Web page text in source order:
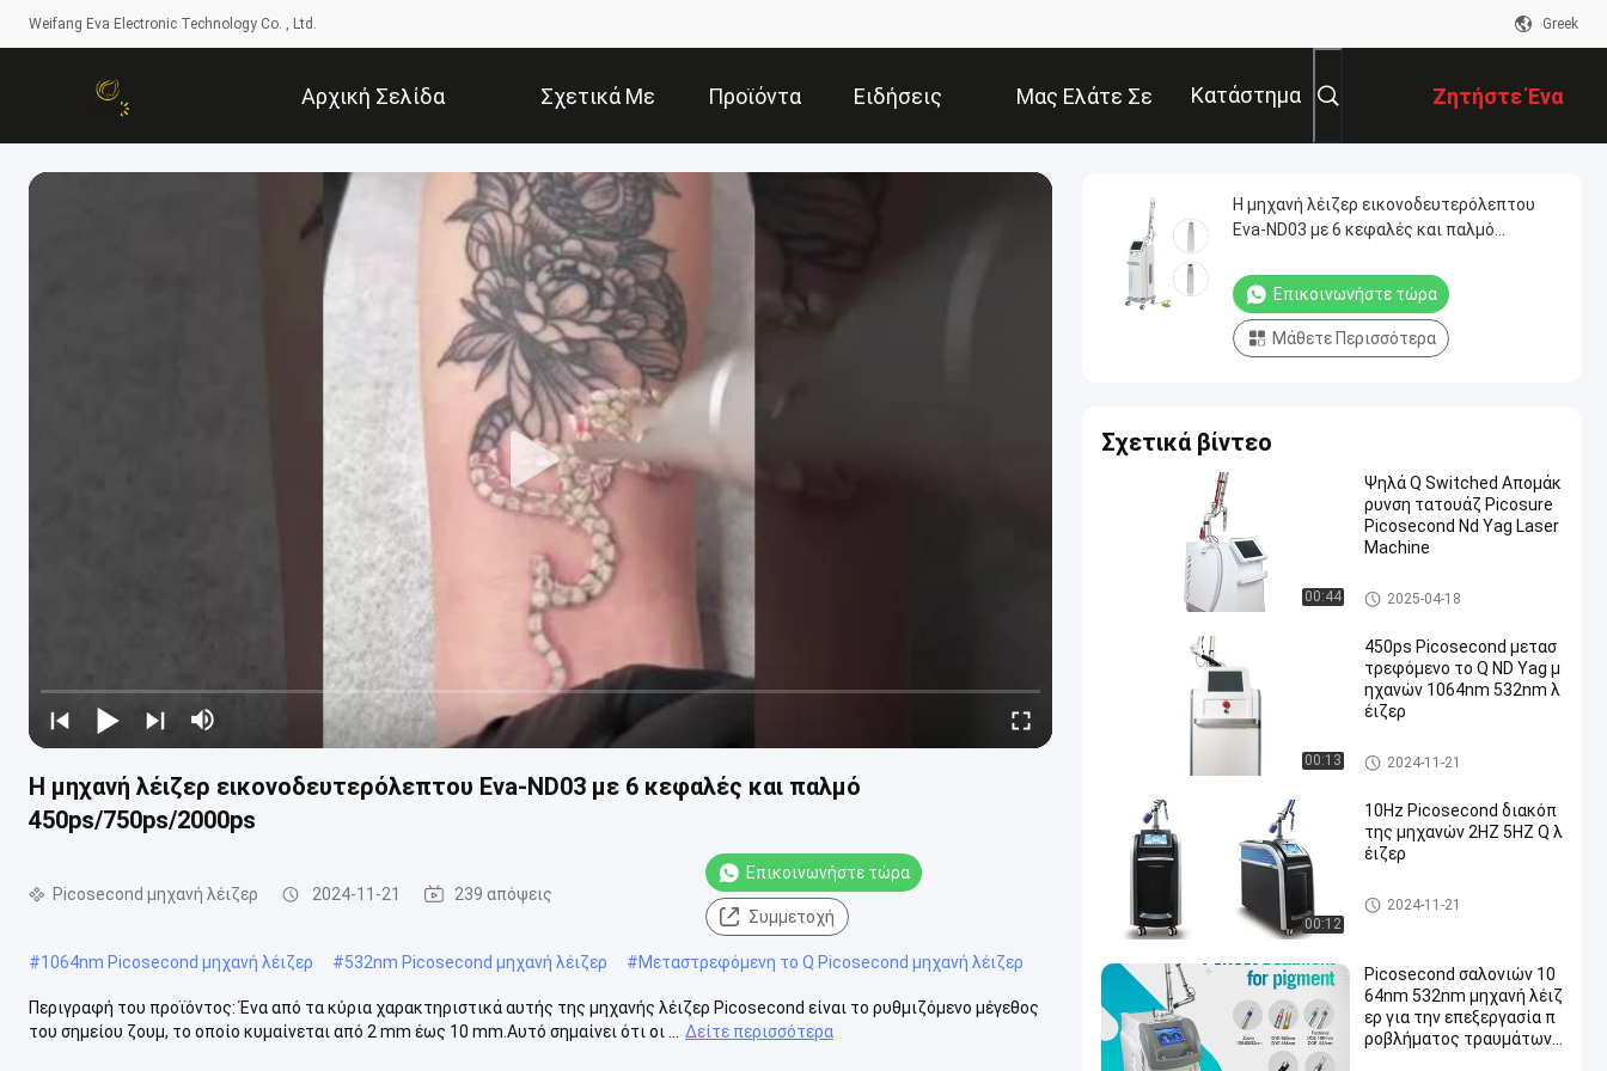
Weifang Eva Electronic Technology Co. , Ltd. Greek
Αρχική Σελίδα Σχετικά Με
Εμάς
Προϊόντα Ειδήσεις Μας Ελάτε Σε
Επαφή Με
Κατάστημα Ζητήστε Ένα
Απόσπασμα
Η μηχανή λέιζερ εικονοδευτερόλεπτου Eva-ND03 με 6 κεφαλές και παλμό
450ps/750ps/2000ps
Picosecond μηχανή λέιζερ 2024-11-21 239 απόψεις
Επικοινωνήστε τώρα
Συμμετοχή
#1064nm Picosecond μηχανή λέιζερ #532nm Picosecond μηχανή λέιζερ #Μεταστρεφόμενη το Q Picosecond μηχανή λέιζερ
Περιγραφή του προϊόντος: Ένα από τα κύρια χαρακτηριστικά αυτής της μηχανής λέιζερ Picosecond είναι το ρυθμιζόμενο μέγεθος
του σημείου ζουμ, το οποίο κυμαίνεται από 2 mm έως 10 mm.Αυτό σημαίνει ότι οι ...
Δείτε περισσότερα
Η μηχανή λέιζερ εικονοδευτερόλεπτου
Eva-ND03 με 6 κεφαλές και παλμό
Επικοινωνήστε τώρα
Μάθετε Περισσότερα
Σχετικά βίντεο
00:44
Ψηλά Q Switched Απομάκ
ρυνση τατουάζ Picosure
Picosecond Nd Yag Laser
Machine
Picosecond μηχανή λέιζερ
2025-04-18
00:13
450ps Picosecond μετασ
τρεφόμενο το Q ND Yag μ
ηχανών 1064nm 532nm λ
έιζερ
Picosecond μηχανή λέιζερ
2024-11-21
00:12
10Hz Picosecond διακόπ
της μηχανών 2HZ 5HZ Q λ
έιζερ
Picosecond μηχανή λέιζερ
2024-11-21
Picosecond σαλονιών 10
64nm 532nm μηχανή λέιζ
ερ για την επεξεργασία π
ροβλήματος τραυμάτων